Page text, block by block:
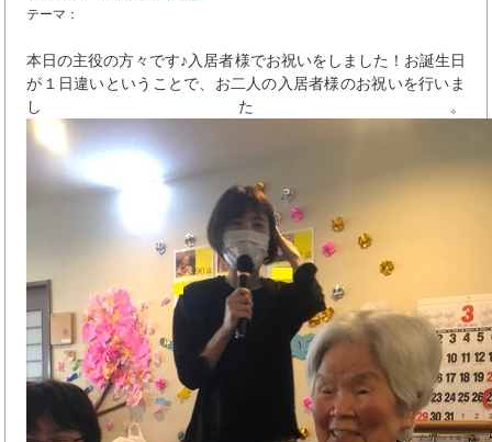
テーマ：
本日の主役の方々です♪入居者様でお祝いをしました！お誕生日
が１日違いということで、お二人の入居者様のお祝いを行いま
した。